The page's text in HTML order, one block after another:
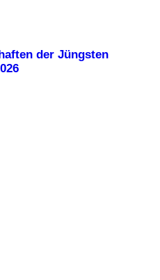
der Jüngsten